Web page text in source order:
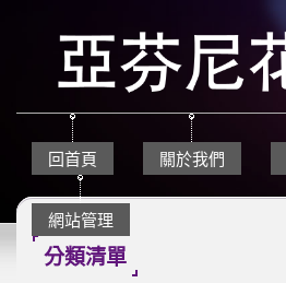
回首頁 關於我們
網站管理
分類清單